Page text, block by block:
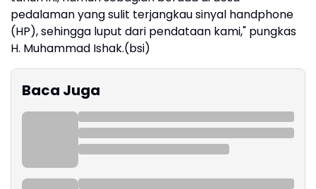
pedalaman yang sulit terjangkau sinyal handphone
(HP), sehingga luput dari pendataan kami," pungkas
H. Muhammad Ishak.(bsi)
Baca Juga